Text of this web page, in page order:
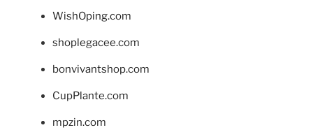
WishOping.com
shoplegacee.com
bonvivantshop.com
CupPlante.com
mpzin.com